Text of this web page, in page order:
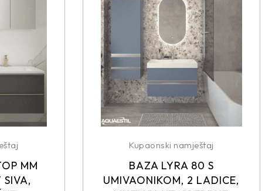
MM
Kupaonski namještaj
BAZA LYRA 80 S
UMIVAONIKOM, 2 LADICE,